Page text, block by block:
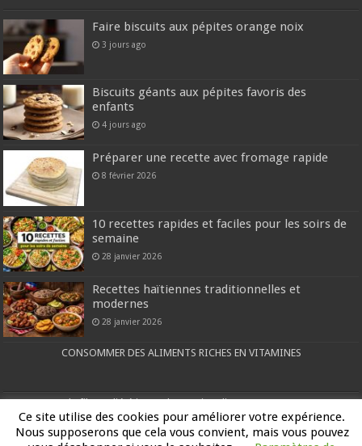
Faire biscuits aux pépites orange noix
3 jours ago
Biscuits géants aux pépites favoris des
enfants
4 jours ago
Préparer une recette avec fromage rapide
8 février 2026
10 recettes rapides et faciles pour les soirs de
semaine
28 janvier 2026
Recettes haïtiennes traditionnelles et
modernes
28 janvier 2026
CONSOMMER DES ALIMENTS RICHES EN VITAMINES
Pourcentage de fibres diététiques de certains aliments (par 100 grammes)
MENU POUR BÉBÉS DE 8 à 12 MOIS
Ce site utilise des cookies pour améliorer votre expérience.
Nous supposerons que cela vous convient, mais vous pouvez